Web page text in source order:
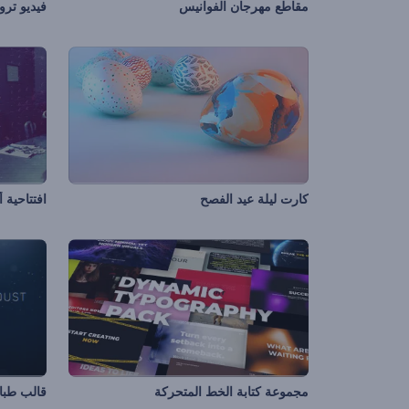
مقاطع مهرجان الفوانيس فيديو
كارت ليلة عيد الفصح
مجموعة كتابة الخط المتحركة قالب